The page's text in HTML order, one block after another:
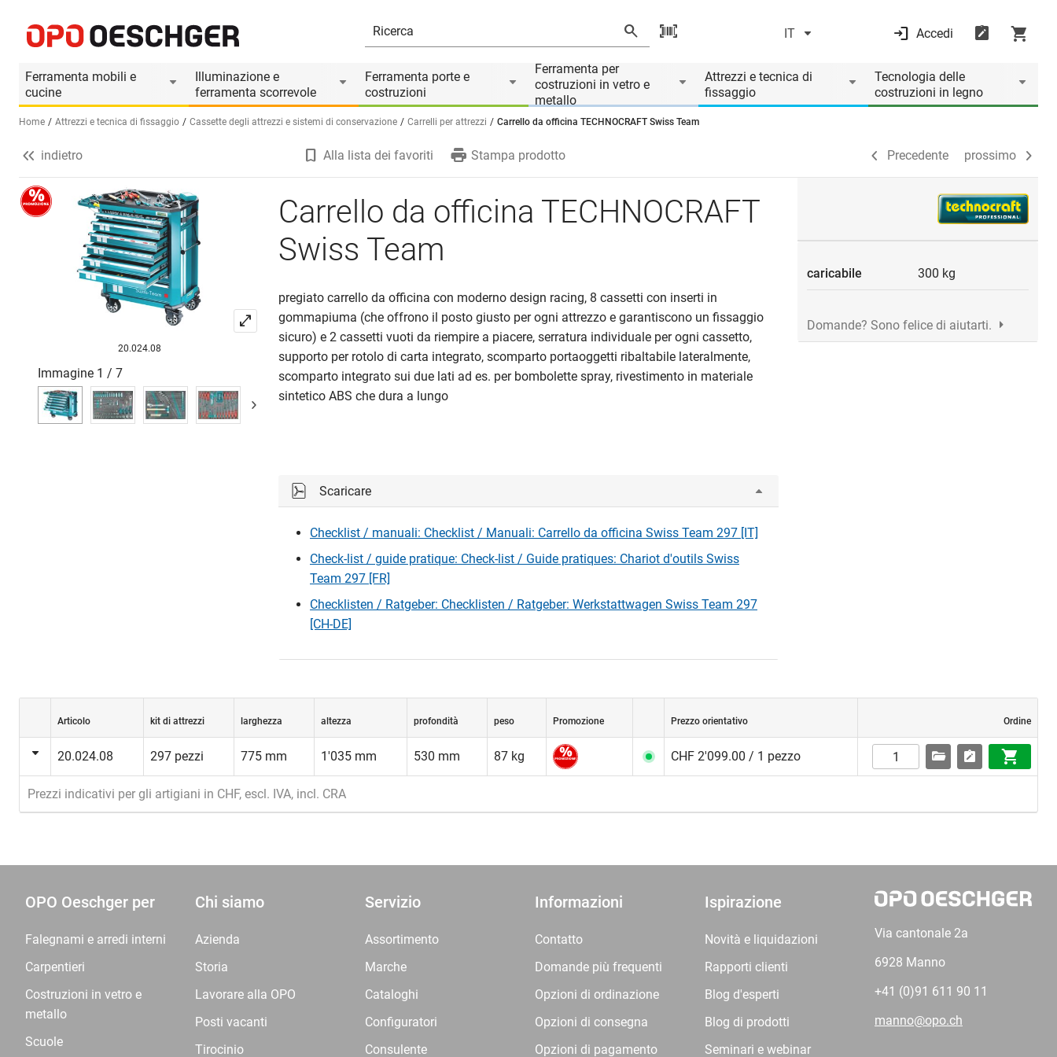
IT Accedi
Ferramenta mobili e
cucine
Illuminazione e
ferramenta scorrevole
Ferramenta porte e
costruzioni
Ferramenta per
costruzioni in vetro e
metallo
Attrezzi e tecnica di
fissaggio
Tecnologia delle
costruzioni in legno
Seleziona una lingua (IT)
Home Attrezzi e tecnica di fissaggio Cassette degli attrezzi e sistemi di conservazione Carrelli per attrezzi Carrello da officina TECHNOCRAFT Swiss Team
Informazioni prodotto
Precedente prossimo
indietro Alla lista dei favoriti Stampa prodotto Precedente prossimo
20.024.08
Immagine 1 / 7
Carrello da officina TECHNOCRAFT
Swiss Team
pregiato carrello da officina con moderno design racing, 8 cassetti con inserti in
gommapiuma (che offrono il posto giusto per ogni attrezzo e garantiscono un fissaggio
sicuro) e 2 cassetti vuoti da riempire a piacere, serratura individuale per ogni cassetto,
supporto per rotolo di carta integrato, scomparto portaoggetti ribaltabile lateralmente,
scomparto integrato sui due lati ad es. per bombolette spray, rivestimento in materiale
sintetico ABS che dura a lungo
Scaricare
Checklist / manuali: Checklist / Manuali: Carrello da officina Swiss Team 297 [IT]
Check-list / guide pratique: Check-list / Guide pratiques: Chariot d'outils Swiss
Team 297 [FR]
Checklisten / Ratgeber: Checklisten / Ratgeber: Werkstattwagen Swiss Team 297
[CH-DE]
caricabile 300 kg
Domande? Sono felice di aiutarti.
Articolo kit di attrezzi larghezza altezza profondità peso Promozione Prezzo orientativo Ordine
20.024.08 297 pezzi 775 mm 1'035 mm 530 mm 87 kg CHF 2'099.00 / 1 pezzo
Prezzi indicativi per gli artigiani in CHF, escl. IVA, incl. CRA
OPO Oeschger per
Falegnami e arredi interni
Carpentieri
Costruzioni in vetro e
metallo
Scuole
Chi siamo
Azienda
Storia
Lavorare alla OPO
Posti vacanti
Tirocinio
Servizio
Assortimento
Marche
Cataloghi
Configuratori
Consulente
Informazioni
Contatto
Domande più frequenti
Opzioni di ordinazione
Opzioni di consegna
Opzioni di pagamento
Ispirazione
Novità e liquidazioni
Rapporti clienti
Blog d'esperti
Blog di prodotti
Seminari e webinar
Via cantonale 2a
6928 Manno
+41 (0)91 611 90 11
manno@opo.ch